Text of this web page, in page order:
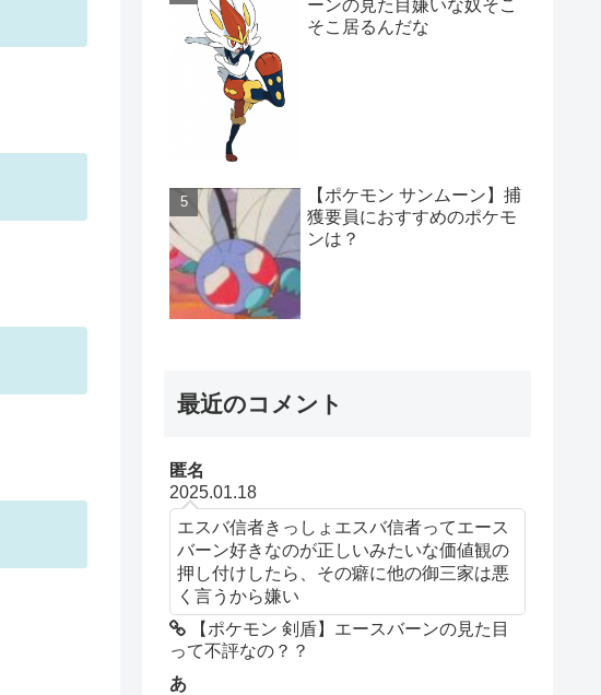
ーンの見た目嫌いな奴そこ
そこ居るんだな
【ポケモン サンムーン】捕
獲要員におすすめのポケモ
ンは？
最近のコメント
匿名
2025.01.18
エスバ信者きっしょエスバ信者ってエース
バーン好きなのが正しいみたいな価値観の
押し付けしたら、その癖に他の御三家は悪
く言うから嫌い
【ポケモン 剣盾】エースバーンの見た目
って不評なの？？
あ